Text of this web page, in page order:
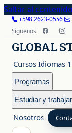
Saltar al
+598 2623-0556
Síguenos
GLOBAL
Cursos Idiomas
Programas
Estudiar y trabajar
Nosotros